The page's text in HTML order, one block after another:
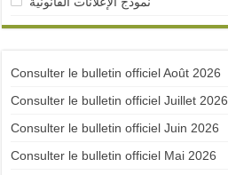
Consulter le bulletin officiel Août 2026
Consulter le bulletin officiel Juillet 2026
Consulter le bulletin officiel Juin 2026
Consulter le bulletin officiel Mai 2026